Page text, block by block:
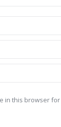
in this browser